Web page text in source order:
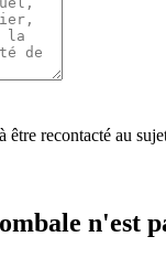
recontacté au
n'est